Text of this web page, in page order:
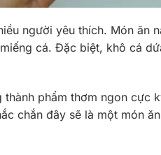
người yêu thích. Món ăn
cá. Đặc biệt, khô cá
phẩm thơm ngon cực
chắn đây sẽ là một món